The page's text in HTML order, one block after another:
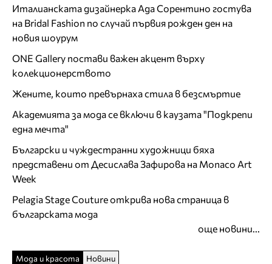
Италианската дизайнерка Ада Сорентино гостува
на Bridal Fashion по случай първия рожден ден на
новия шоурум
ONE Gallery постави важен акцент върху
колекционерството
Жените, които превърнаха стила в безсмъртие
Академията за мода се включи в каузата "Подкрепи
една мечта"
Български и чуждестранни художници бяха
представени от Десислава Зафирова на Monaco Art
Week
Pelagia Stage Couture открива нова страница в
българската мода
още новини...
Мода и красота Новини